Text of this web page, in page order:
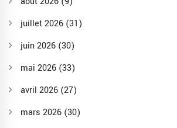
juillet 2026 (31)
juin 2026 (30)
mai 2026 (33)
avril 2026 (27)
mars 2026 (30)